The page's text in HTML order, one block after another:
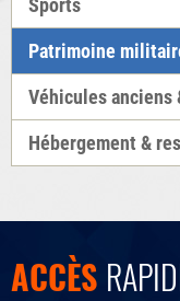
Sports
Patrimoine
Véhicules anciens
Hébergement &
ACCÈS